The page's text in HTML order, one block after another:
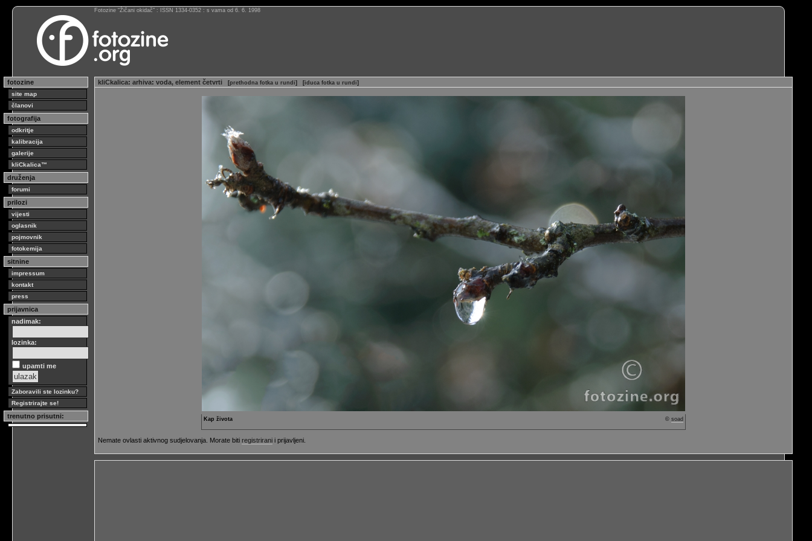
Fotozine “Žičani okidač” : ISSN 1334-0352 : s vama od 6. 6. 1998
fotozine
site map
članovi
fotografija
odkritje
kalibracija
galerije
kliCkalica™
druženja
forumi
prilozi
vijesti
oglasnik
pojmovnik
fotokemija
sitnine
impressum
kontakt
press
prijavnica
nadimak:
lozinka:
upamti me
Zaboravili ste lozinku?
Registrirajte se!
trenutno prisutni:
kliCkalica: arhiva: voda, element četvrti [prethodna fotka u rundi] [iduca fotka u rundi]
© soad
Kap života
Nemate ovlasti aktivnog sudjelovanja. Morate biti registrirani i prijavljeni.